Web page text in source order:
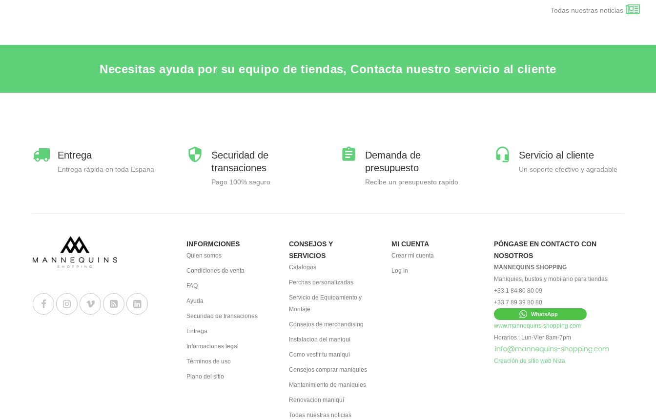
Todas nuestras noticias
Necesitas ayuda por su equipo de tiendas, Contacta nuestro servicio al cliente
Entrega
Entrega rápida en toda Espana
Securidad de
transaciones
Pago 100% seguro
Demanda de
presupuesto
Recibe un presupuesto rapido
Servicio al cliente
Un soporte efectivo y agradable
INFORMCIONES
Quien somos
Condiciones de venta
FAQ
Ayuda
Securidad de transaciones
Entrega
Informaciones legal
Términos de uso
Plano del sitio
CONSEJOS Y
SERVICIOS
Catalogos
Perchas personalizadas
Servicio de Equipamiento y
Montaje
Consejos de merchandising
Instalacion del maniqui
Como vestir tu maniqui
Consejos comprar maniquies
Mantenimiento de maniquies
Renovacion maniquí
Todas nuestras noticias
MI CUENTA
Crear mi cuenta
Log In
PÓNGASE EN CONTACTO CON
NOSOTROS
MANNEQUINS SHOPPING
Maniquies, bustos y mobilario para tiendas
+33 1 84 80 80 09
+33 7 89 39 80 80
WhatsApp
www.mannequins-shopping.com
Horarios : Lun-Vier 8am-7pm
Creación de sitio web Niza